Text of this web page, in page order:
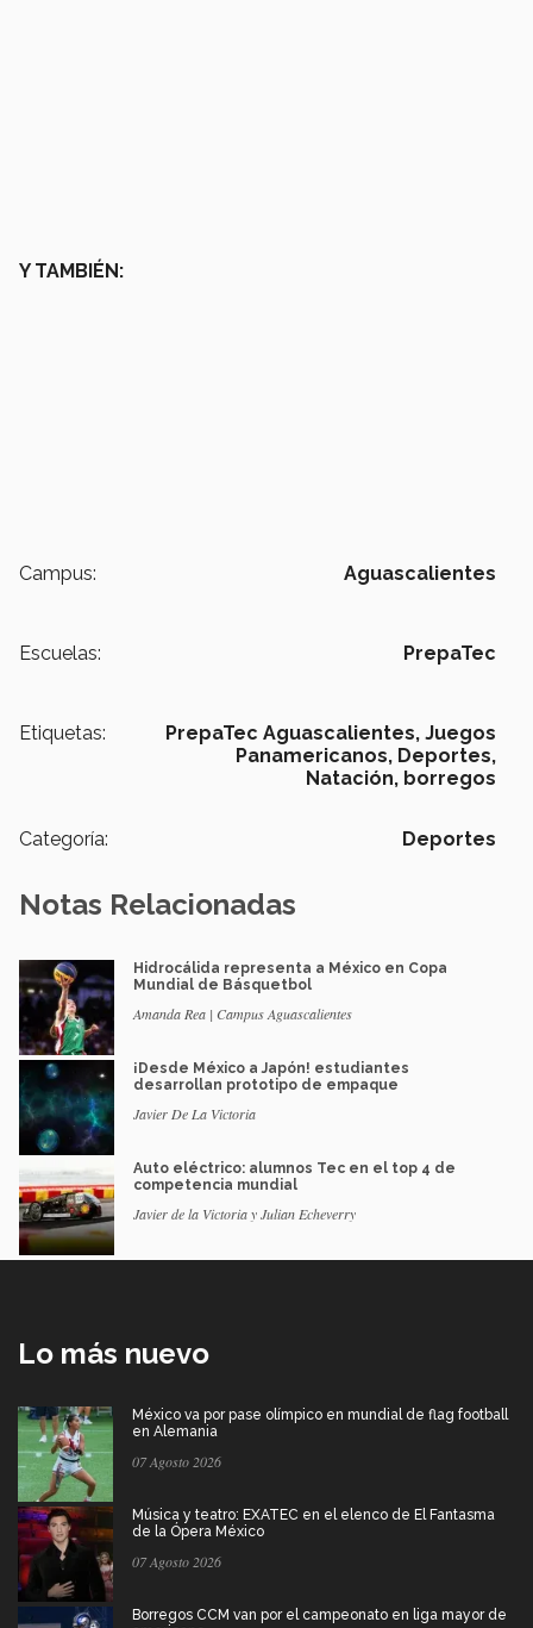
Y TAMBIÉN:
Campus: Aguascalientes
Escuelas: PrepaTec
Etiquetas: PrepaTec Aguascalientes, Juegos
Panamericanos, Deportes,
Natación, borregos
Categoría: Deportes
Notas Relacionadas
Hidrocálida representa a México en Copa
Mundial de Básquetbol
Amanda Rea | Campus Aguascalientes
¡Desde México a Japón! estudiantes
desarrollan prototipo de empaque
Javier De La Victoria
Auto eléctrico: alumnos Tec en el top 4 de
competencia mundial
Javier de la Victoria y Julian Echeverry
Lo más nuevo
México va por pase olímpico en mundial de flag football
en Alemania
07 Agosto 2026
Música y teatro: EXATEC en el elenco de El Fantasma
de la Ópera México
07 Agosto 2026
Borregos CCM van por el campeonato en liga mayor de